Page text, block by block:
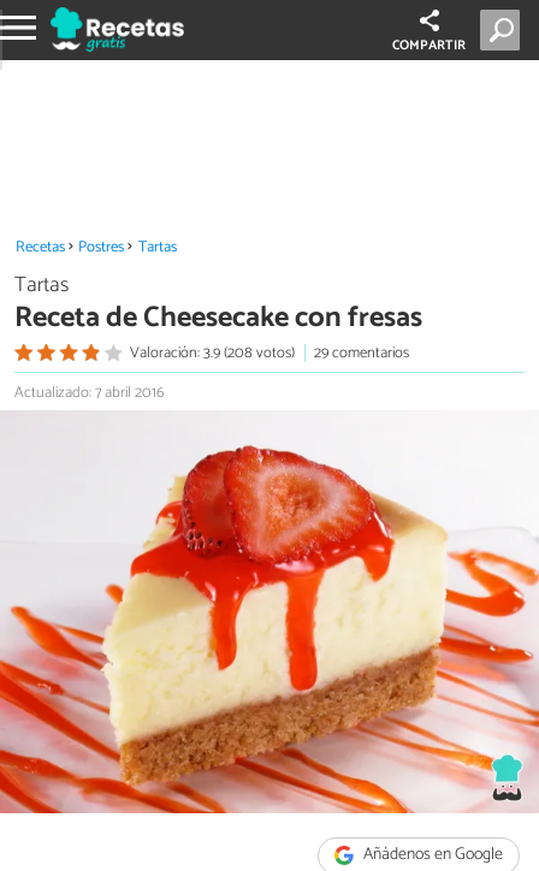
COMPARTIR
Recetas Postres Tartas
Tartas
Receta de Cheesecake con fresas
Valoración: 3.9 (208 votos)
29 comentarios
Actualizado: 7 abril 2016
Añádenos en Google